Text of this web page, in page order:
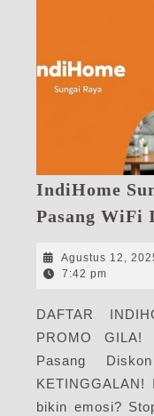
IndiHome
Pasang WiFi
Agustus 12,
7:42 pm
DAFTAR
PROMO GILA!
Pasang
bikin emosi?